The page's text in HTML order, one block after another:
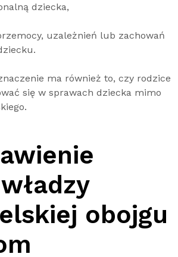
dziecka,
uzależnień lub zachowań
ma również to, czy rodzice
się w sprawach dziecka mimo
obojgu